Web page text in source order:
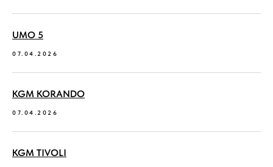
UMO 5
07.04.2026
KGM KORANDO
07.04.2026
KGM TIVOLI